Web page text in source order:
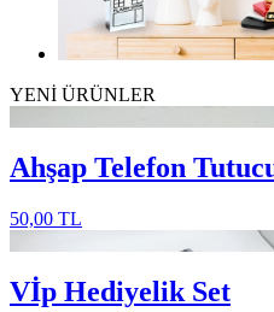
YENİ ÜRÜNLER
Ahşap Telefon
50,00 TL
Vİp Hediyelik Set